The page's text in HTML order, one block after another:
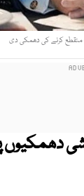
منقطع کرنے کی دھمکی دی
پر